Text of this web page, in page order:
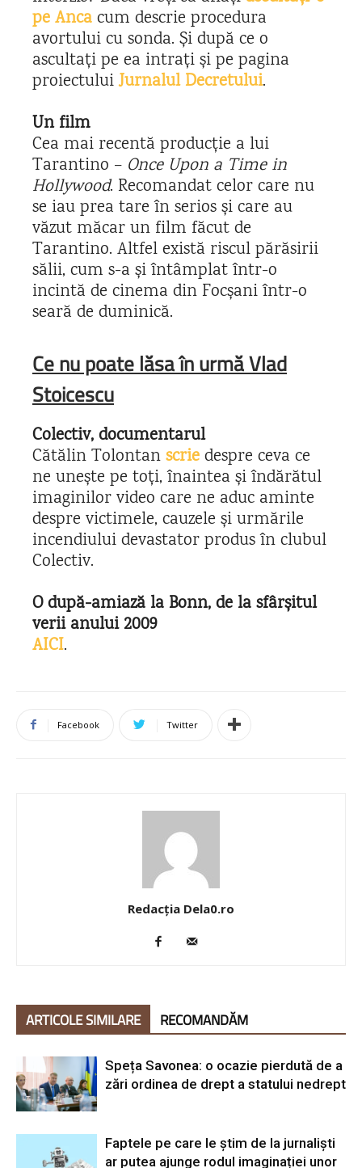
pe Ancacum descrie procedura
avortului cu sonda. Și după ce o
ascultați pe ea intrați și pe pagina
proiectuluiJurnalul Decretului.
Un film
Cea mai recentă producție a lui
Tarantino – Once Upon a Time in
Hollywood. Recomandat celor care nu
se iau prea tare în serios și care au
văzut măcar un film făcut de
Tarantino. Altfel există riscul părăsirii
sălii, cum s-a și întâmplat într-o
incintă de cinema din Focșani într-o
seară de duminică.
Ce nu poate lăsa în urmă Vlad
Stoicescu
Colectiv, documentarul
Cătălin Tolontanscriedespre ceva ce
ne unește pe toți, înaintea și îndărătul
imaginilor video care ne aduc aminte
despre victimele, cauzele și urmările
incendiului devastator produs în clubul
Colectiv.
O după-amiază la Bonn, de la sfârșitul
verii anului 2009
AICI.
Facebook Twitter
Redacția Dela0.ro
ARTICOLE SIMILARE RECOMANDĂM
Speța Savonea: o ocazie pierdută de a
zări ordinea de drept a statului nedrept
Faptele pe care le știm de la jurnaliști
ar putea ajunge rodul imaginației unor